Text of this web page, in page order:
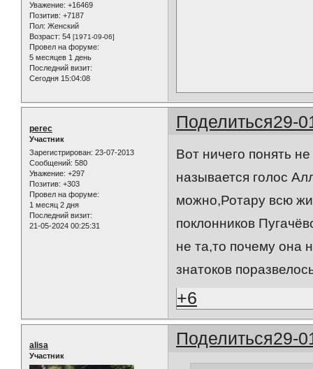
Уважение: +16469
Позитив: +7187
Пол: Женский
Возраст: 54 [1971-09-06]
Провел на форуме:
5 месяцев 1 день
Последний визит:
Сегодня 15:04:08
Поделиться29-
perec
Участник
Зарегистрирован: 23-07-2013
Сообщений: 580
Уважение: +297
Позитив: +303
Провел на форуме:
1 месяц 2 дня
Последний визит:
21-05-2024 00:25:31
Вот ничего понять
называется голос
можно,Ротару всю
поклонников
не та,то почему она
знатоков
+6
Поделиться29-
alisa
Участник